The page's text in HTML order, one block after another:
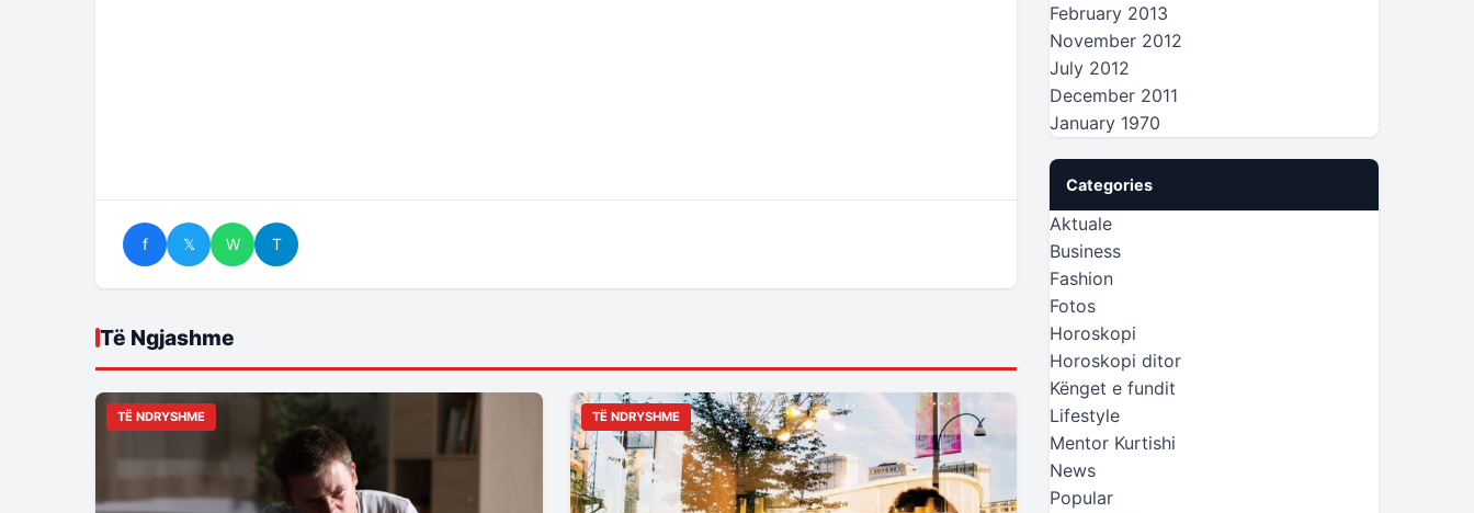
f 𝕏 W T
Të Ngjashme
TË NDRYSHME TË NDRYSHME
February 2013
November 2012
July 2012
December 2011
January 1970
Categories
Aktuale
Business
Fashion
Fotos
Horoskopi
Horoskopi ditor
Kënget e fundit
Lifestyle
Mentor Kurtishi
News
Popular